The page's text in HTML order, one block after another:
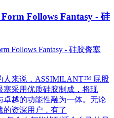
Follows Fantasy - 硅
人来说，ASSIMILANT™ 屁股
塞采用优质硅胶制成，将现
卓越的功能性融为一体。无论
的资深用户，有了